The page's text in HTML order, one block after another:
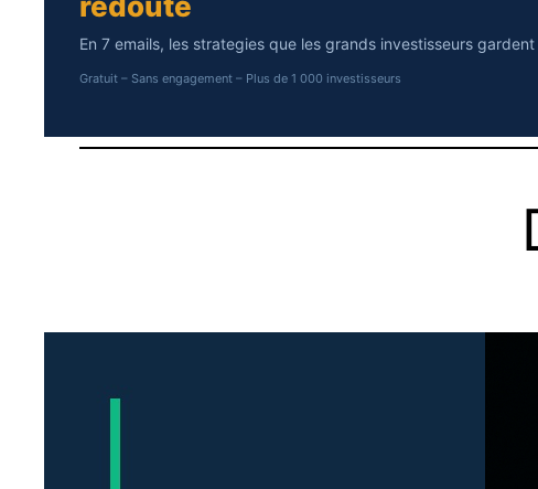
En 7 emails, les strategies que les grands investisseurs
Gratuit – Sans engagement – Plus de 1 000 investisseurs